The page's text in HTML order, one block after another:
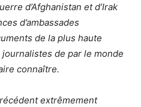
d’Afghanistan et d’Irak
d’ambassades
de la plus haute
de par le monde
connaître.
extrêmement